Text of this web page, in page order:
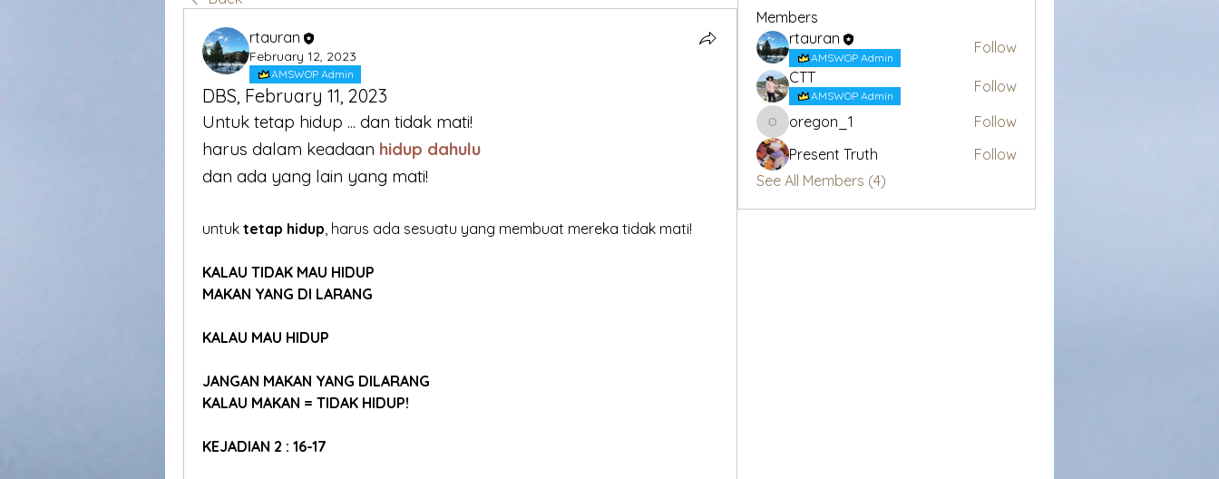
rtauran
February 12, 2023
AMSWOP Admin
DBS, February 11, 2023
Untuk tetap hidup ... dan tidak mati!
harus dalam keadaan hidup dahulu
dan ada yang lain yang mati!
untuk tetap hidup , harus ada sesuatu yang membuat mereka tidak mati!
KALAU TIDAK MAU HIDUP
MAKAN YANG DI LARANG
KALAU MAU HIDUP
JANGAN MAKAN YANG DILARANG
KALAU MAKAN = TIDAK HIDUP!
KEJADIAN 2 : 16-17
Members
rtauran
AMSWOP Admin
Follow
CTT
AMSWOP Admin
Follow
oregon_1
oregon_1
Follow
Present Truth
Follow
See All Members (4)